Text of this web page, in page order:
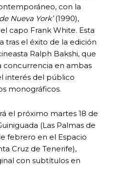
con la
Nueva York’(1990),
capo Frank White. Esta
tras el éxito de la edición
Ralph Bakshi, que
concurrencia en ambas
interés del público
monográficos.
el próximo martes 18 de
(Las Palmas de
febrero en el Espacio
Cruz de Tenerife),
con subtítulos en